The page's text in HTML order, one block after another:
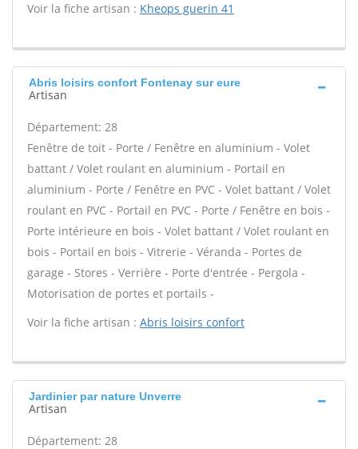
Voir la fiche artisan : Kheops guerin 41
Abris loisirs confort Fontenay sur eure
Artisan
Département: 28
Fenêtre de toit - Porte / Fenêtre en aluminium - Volet
battant / Volet roulant en aluminium - Portail en
aluminium - Porte / Fenêtre en PVC - Volet battant / Volet
roulant en PVC - Portail en PVC - Porte / Fenêtre en bois -
Porte intérieure en bois - Volet battant / Volet roulant en
bois - Portail en bois - Vitrerie - Véranda - Portes de
garage - Stores - Verrière - Porte d'entrée - Pergola -
Motorisation de portes et portails -
Voir la fiche artisan : Abris loisirs confort
Jardinier par nature Unverre
Artisan
Département: 28